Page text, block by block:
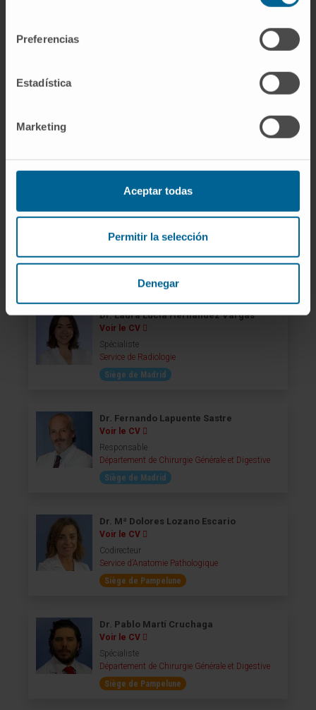
Preferencias
Estadística
Marketing
Aceptar todas
Permitir la selección
Denegar
Siège de Madrid
Dr. Edgar Fernando Guillén Valderrama
Spécialiste
Service de Médecine Nucléaire
Dr. Laura Lucía Hernández Vargas
Voir le CV
Spécialiste
Service de Radiologie
Siège de Madrid
Dr. Fernando Lapuente Sastre
Voir le CV
Responsable
Département de Chirurgie Générale et Digestive
Siège de Madrid
Dr. Mª Dolores Lozano Escario
Voir le CV
Codirecteur
Service d’Anatomie Pathologique
Siège de Pampelune
Dr. Pablo Martí Cruchaga
Voir le CV
Spécialiste
Département de Chirurgie Générale et Digestive
Siège de Pampelune